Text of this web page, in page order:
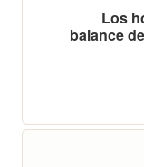
Los
balance